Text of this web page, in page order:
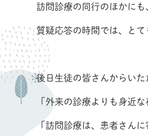
訪問診療の同行のほかに
質疑応答の時間では、と
後日生徒の皆さんからいた
「外来の診療よりも身近な
「訪問診療は、患者さん